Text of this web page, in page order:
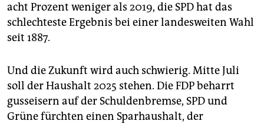
acht Prozent weniger als 2019, die SPD hat das
schlechteste Ergebnis bei einer landesweiten Wahl
seit 1887.
Und die Zukunft wird auch schwierig. Mitte Juli
soll der Haushalt 2025 stehen. Die FDP beharrt
gusseisern auf der Schuldenbremse, SPD und
Grüne fürchten einen Sparhaushalt, der